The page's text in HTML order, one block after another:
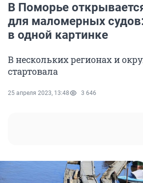
В Поморье
для маломерных
в одной картинке
В нескольких регионах и
стартовала
25 апреля 2023, 13:48 3 646